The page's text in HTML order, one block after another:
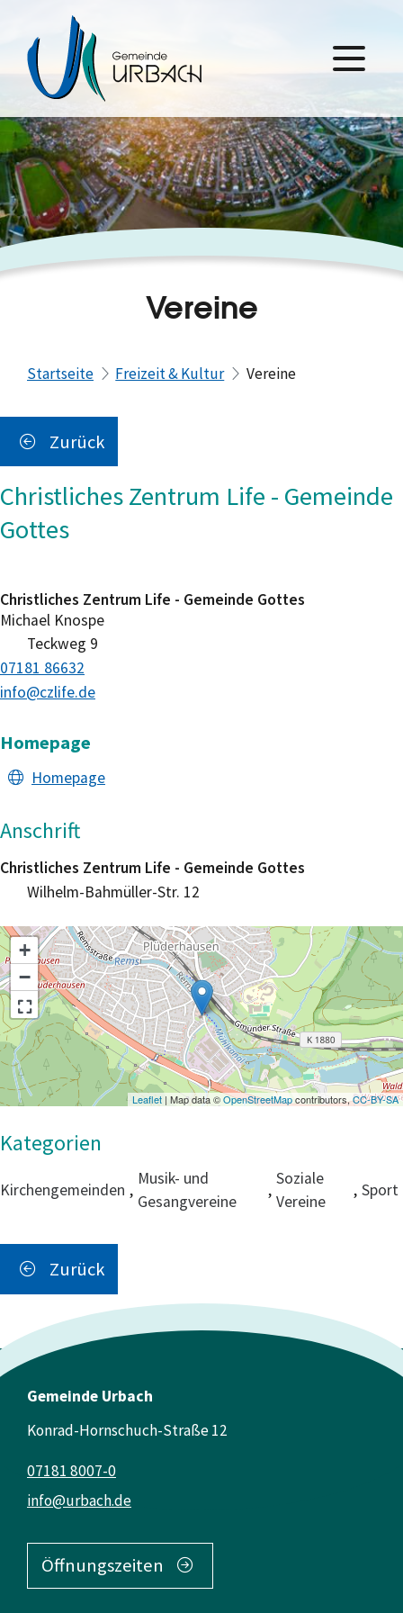
Vereine
Startseite Freizeit & Kultur Vereine
Zurück
Christliches Zentrum Life - Gemeinde
Gottes
Michael Knospe
Christliches Zentrum Life - Gemeinde Gottes
Teckweg 9
info@czlife.de
07181 86632
Homepage
Homepage
Anschrift
Christliches Zentrum Life - Gemeinde Gottes
Wilhelm-Bahmüller-Str. 12
+
−
Leaflet | Map data ©OpenStreetMapcontributors,CC-BY-SA
Kirchengemeinden ,
Musik- und
Gesangvereine
,
Soziale
Vereine
, Sport
Zurück
Gemeinde Urbach
Konrad-Hornschuch-Straße 12
info@urbach.de
07181 8007-0
Öffnungszeiten